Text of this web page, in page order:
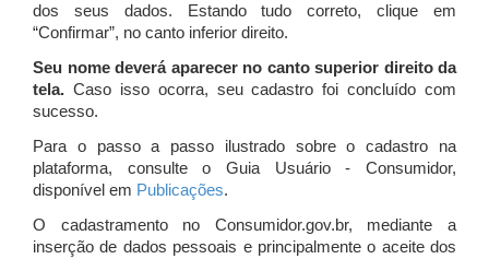
dos seus dados. Estando tudo correto, clique em
“Confirmar”, no canto inferior direito.
Seu nome deverá aparecer no canto superior direito da
tela. Caso isso ocorra, seu cadastro foi concluído com
sucesso.
Para o passo a passo ilustrado sobre o cadastro na
plataforma, consulte o Guia Usuário - Consumidor,
disponível em Publicações.
O cadastramento no Consumidor.gov.br, mediante a
inserção de dados pessoais e principalmente o aceite dos